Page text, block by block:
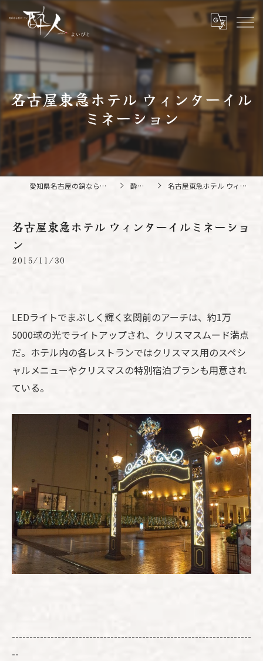
名古屋東急ホテル ウィンターイル
ミネーション
愛知県名古屋の鍋なら純系名古屋コーチン 酔人 酔人ブログ 名古屋東急ホテル ウィンターイルミネーション
名古屋東急ホテル ウィンターイルミネーショ
ン
2015/11/30
LEDライトでまぶしく輝く玄関前のアーチは、約1万
5000球の光でライトアップされ、クリスマスムード満点
だ。ホテル内の各レストランではクリスマス用のスペシ
ャルメニューやクリスマスの特別宿泊プランも用意され
ている。
--------------------------------------------------------------------
--